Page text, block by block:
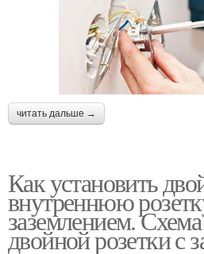
читать дальше →
Как установить
внутреннюю
заземлением.
двойной розетки с